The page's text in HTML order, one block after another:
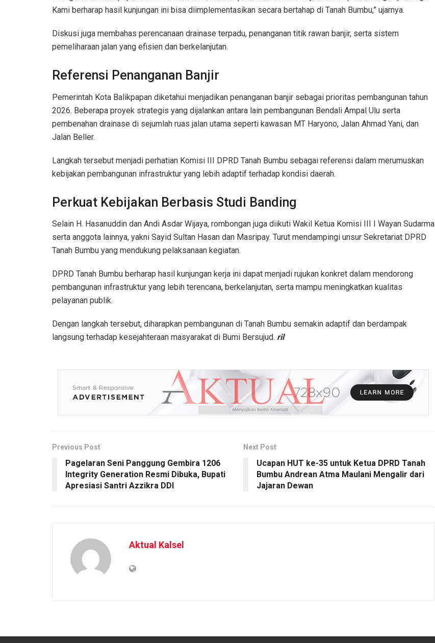
Kami berharap hasil kunjungan ini bisa diimplementasikan secara bertahap di Tanah Bumbu,” ujarnya.
Diskusi juga membahas perencanaan drainase terpadu, penanganan titik rawan banjir, serta sistem
pemeliharaan jalan yang efisien dan berkelanjutan.
Referensi Penanganan Banjir
Pemerintah Kota Balikpapan diketahui menjadikan penanganan banjir sebagai prioritas pembangunan tahun
2026. Beberapa proyek strategis yang dijalankan antara lain pembangunan Bendali Ampal Ulu serta
pembenahan drainase di sejumlah ruas jalan utama seperti kawasan MT Haryono, Jalan Ahmad Yani, dan
Jalan Beller.
Langkah tersebut menjadi perhatian Komisi III DPRD Tanah Bumbu sebagai referensi dalam merumuskan
kebijakan pembangunan infrastruktur yang lebih adaptif terhadap kondisi daerah.
Perkuat Kebijakan Berbasis Studi Banding
Selain H. Hasanuddin dan Andi Asdar Wijaya, rombongan juga diikuti Wakil Ketua Komisi III I Wayan Sudarma
serta anggota lainnya, yakni Sayid Sultan Hasan dan Masripay. Turut mendampingi unsur Sekretariat DPRD
Tanah Bumbu yang mendukung pelaksanaan kegiatan.
DPRD Tanah Bumbu berharap hasil kunjungan kerja ini dapat menjadi rujukan konkret dalam mendorong
pembangunan infrastruktur yang lebih terencana, berkelanjutan, serta mampu meningkatkan kualitas
pelayanan publik.
Dengan langkah tersebut, diharapkan pembangunan di Tanah Bumbu semakin adaptif dan berdampak
langsung terhadap kesejahteraan masyarakat di Bumi Bersujud. ril
Previous Post
Pagelaran Seni Panggung Gembira 1206
Integrity Generation Resmi Dibuka, Bupati
Apresiasi Santri Azzikra DDI
Next Post
Ucapan HUT ke-35 untuk Ketua DPRD Tanah
Bumbu Andrean Atma Maulani Mengalir dari
Jajaran Dewan
Aktual Kalsel